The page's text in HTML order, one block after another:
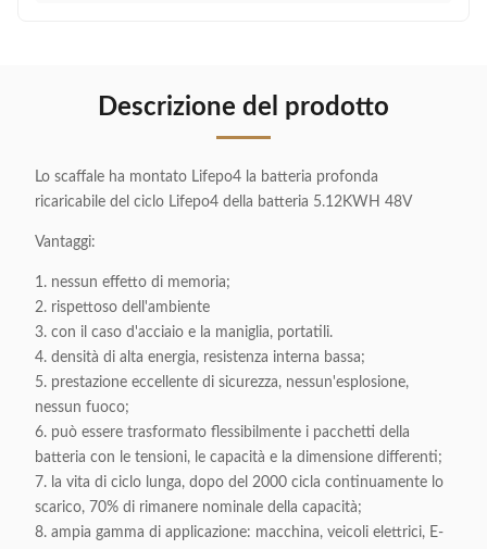
Descrizione del prodotto
Lo scaffale ha montato Lifepo4 la batteria profonda
ricaricabile del ciclo Lifepo4 della batteria 5.12KWH 48V
Vantaggi:
1. nessun effetto di memoria;
2. rispettoso dell'ambiente
3. con il caso d'acciaio e la maniglia, portatili.
4. densità di alta energia, resistenza interna bassa;
5. prestazione eccellente di sicurezza, nessun'esplosione,
nessun fuoco;
6. può essere trasformato flessibilmente i pacchetti della
batteria con le tensioni, le capacità e la dimensione differenti;
7. la vita di ciclo lunga, dopo del 2000 cicla continuamente lo
scarico, 70% di rimanere nominale della capacità;
8. ampia gamma di applicazione: macchina, veicoli elettrici, E-